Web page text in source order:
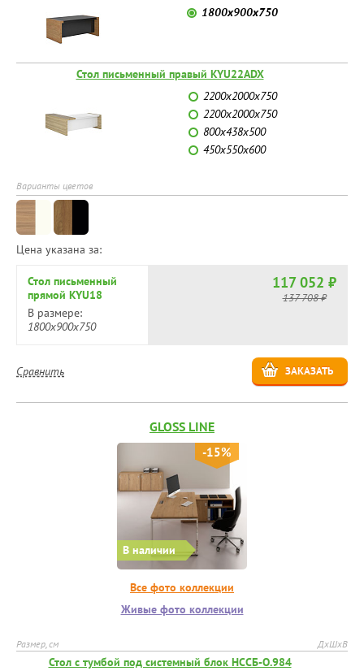
1800х900х750
Стол письменный правый KYU22ADX
2200х2000х750
2200х2000х750
800х438х500
450х550х600
Варианты цветов
Цена указана за:
Стол письменный
прямой KYU18
В размере:
1800х900х750
117 052 ₽
137 708 ₽
ЗАКАЗАТЬ
Сравнить
GLOSS LINE
В наличии
-15%
Все фото коллекции
Живые фото коллекции
Размер, см ДхШхВ
Стол с тумбой под системный блок НССБ-О.984